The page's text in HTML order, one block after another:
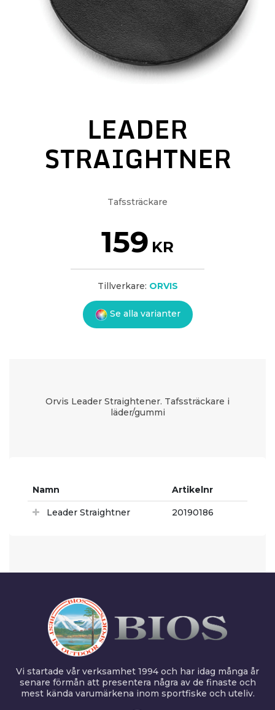
LEADER
STRAIGHTNER
Tafssträckare
159 KR
Tillverkare: ORVIS
Se alla varianter
Orvis Leader Straightener. Tafssträckare i
läder/gummi
Namn Artikelnr
Leader Straightner 20190186
Vi startade vår verksamhet 1994 och har idag många år
senare förmån att presentera några av de finaste och
mest kända varumärkena inom sportfiske och uteliv.